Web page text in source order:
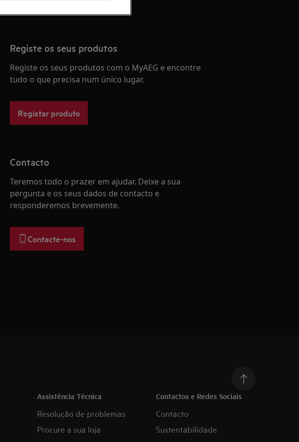
Registe os seus produtos
Registe os seus produtos com o MyAEG e encontre
tudo o que precisa num único lugar.
Registar produto
Contacto
Teremos todo o prazer em ajudar. Deixe a sua
pergunta e os seus dados de contacto e
responderemos brevemente.
Contacte-nos
Assistência Técnica
Resolução de problemas
Procure a sua loja
Contactos e Redes Sociais
Contacto
Sustentabilidade